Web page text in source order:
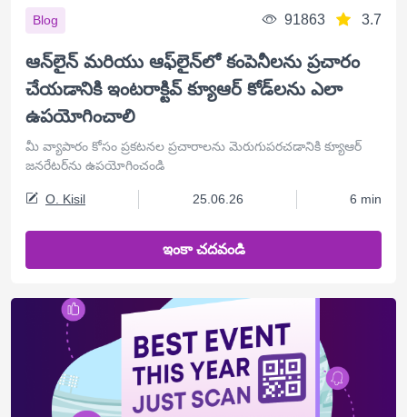
Blog 91863 3.7
ఆన్‌లైన్ మరియు ఆఫ్‌లైన్‌లో కంపెనీలను ప్రచారం
చేయడానికి ఇంటరాక్టివ్ క్యూఆర్ కోడ్‌లను ఎలా
ఉపయోగించాలి
మీ వ్యాపారం కోసం ప్రకటనల ప్రచారాలను మెరుగుపరచడానికి క్యూఆర్
జనరేటర్‌ను ఉపయోగించండి
O. Kisil 25.06.26 6 min
ఇంకా చదవండి